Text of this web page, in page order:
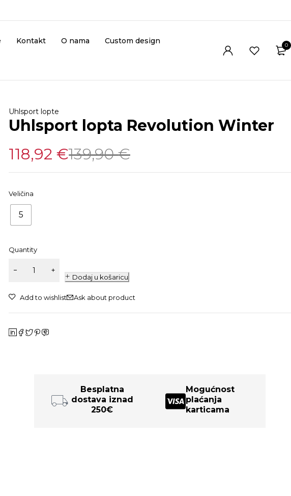
Kontakt O nama Custom design 0
Uhlsport lopte
Uhlsport lopta Revolution Winter
139,90€
118,92€
Veličina
5
Quantity
Dodaj u košaricu
Ask about product
Besplatna
dostava iznad
250€
Mogućnost
plaćanja
karticama